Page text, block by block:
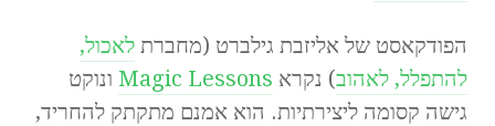
הפודקאסט של אליזבת גילברט (מחברת לאכול,
להתפלל, לאהוב) נקרא Magic Lessons ונוקט
גישה קסומה ליצירתיות. הוא אמנם מתקתק להחריד,